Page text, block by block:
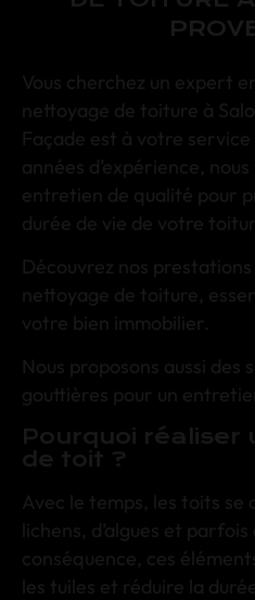
Vous cherchez un expert
nettoyage de toiture à
Façade est à votre
années d’expérience,
entretien de qualité pour
durée de vie de votre
Découvrez nos
nettoyage de toiture,
votre bien immobilier.
Nous proposons aussi des
gouttières pour un
Pourquoi réaliser
de toit ?
Avec le temps, les toits se
lichens, d’algues et
conséquence, ces
les tuiles et réduire la